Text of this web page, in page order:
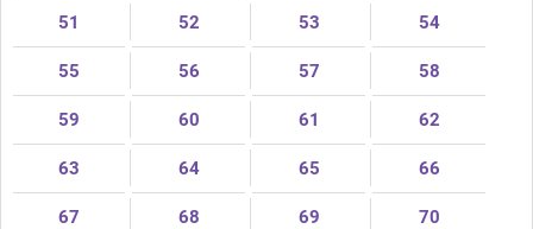
51 52 53 54
55 56 57 58
59 60 61 62
63 64 65 66
67 68 69 70